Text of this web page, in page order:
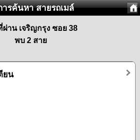
ารค้นหา สายรถเมล์
ผ่าน เจริญกรุง ซอย 38
พบ 2 สาย
ยน